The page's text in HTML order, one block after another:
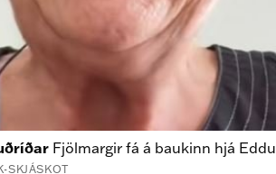
Fjölmargir fá á baukinn hjá Eddu
SKJÁSKOT